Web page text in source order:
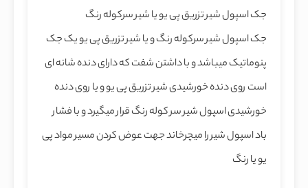
جک اسپول شیر تزریق پی یو یا شیر سرکوله رنگ
جک اسپول شیر سرکوله رنگ و یا شیر تزریق پی یو یک جک
پنوماتیک میباشد و با داشتن شفت که دارای دنده شانه ای
است روی دنده خورشیدی شیر تزریق پی یو و یا روی دنده
خورشیدی اسپول شیر سر کوله رنگ قرار میگیرد و با فشار
باد اسپول شیر را میچرخاند جهت عوض کردن مسیر مواد پی
یو یا رنگ